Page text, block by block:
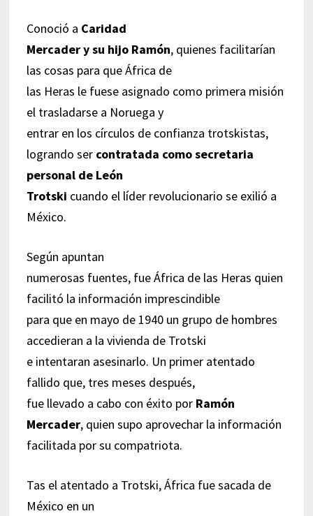
Conoció a Caridad
Mercader y su hijo Ramón, quienes facilitarían
las cosas para que África de
las Heras le fuese asignado como primera misión
el trasladarse a Noruega y
entrar en los círculos de confianza trotskistas,
logrando ser contratada como secretaria
personal de León
Trotski cuando el líder revolucionario se exilió a
México.
Según apuntan
numerosas fuentes, fue África de las Heras quien
facilitó la información imprescindible
para que en mayo de 1940 un grupo de hombres
accedieran a la vivienda de Trotski
e intentaran asesinarlo. Un primer atentado
fallido que, tres meses después,
fue llevado a cabo con éxito por Ramón
Mercader, quien supo aprovechar la información
facilitada por su compatriota.
Tas el atentado a Trotski, África fue sacada de
México en un